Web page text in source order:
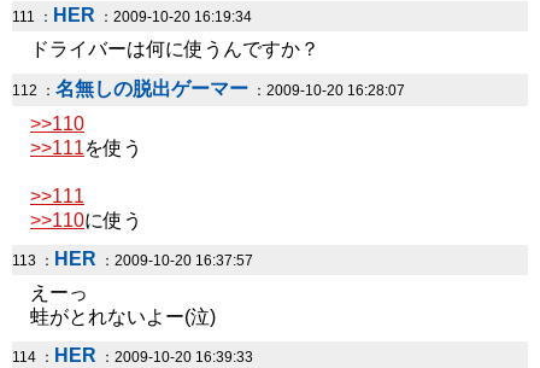
111 ： HER ：2009-10-20 16:19:34
ドライバーは何に使うんですか？
112 ： 名無しの脱出ゲーマー ：2009-10-20 16:28:07
>>110
>>111を使う
>>111
>>110に使う
113 ： HER ：2009-10-20 16:37:57
えーっ
蛙がとれないよー(泣)
114 ： HER ：2009-10-20 16:39:33